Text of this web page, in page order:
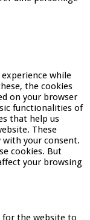
while
the cookies
on your browser
functionalities of
that help us
These
your consent.
cookies. But
your browsing
for the website to